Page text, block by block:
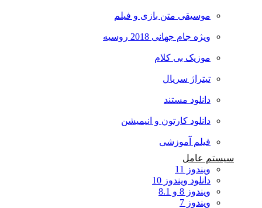
موسیقی متن بازی و فیلم
ویژه جام جهانی 2018 روسیه
موزیک بی کلام
تیتراژ سریال
دانلود مستند
دانلود کارتون و انیمیشن
فیلم آموزشی
سیستم عامل
ویندوز 11
دانلود ویندوز 10
ویندوز 8 و 8.1
ویندوز 7